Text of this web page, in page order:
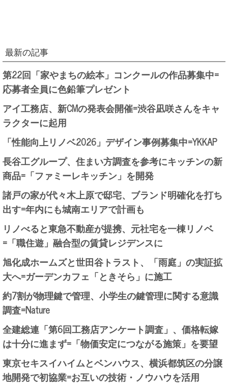
最新の記事
第22回「家やまちの絵本」コンクールの作品募集中=
応募者全員に色鉛筆プレゼント
アイ工務店、新CMの発表会開催=渋谷凪咲さんをキャ
ラクターに起用
「性能向上リノベ2026」デザイン事例募集中=YKKAP
長谷工グループ、住まい方調査を参考にキッチンの新
商品=「ファミーレキッチン」を開発
諸戸の家が代々木上原で邸宅、ブランド明確化を打ち
出す=年内にも城南エリアで計画も
リノべると東急不動産が提携、元社宅を一棟リノベ
=「職住遊」融合型の賃貸レジデンスに
旭化成ホームズと世田谷トラスト、「雨庭」の実証拡
大へ=ガーデンカフェ「ときそら」に施工
約7割が物理鍵で管理、小学生の鍵管理に関する意識
調査=Nature
全建総連「第6回工務店アンケート調査」、価格転嫁
は十分に進まず=「物価安定につながる施策」を要望
東京セキスイハイムとベンハウス、横浜都筑区の分譲
地開発で初協業=お互いの技術・ノウハウを活用